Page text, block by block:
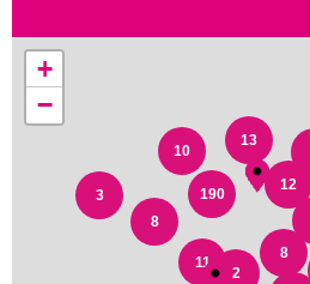
3
2
8
13
12
10
8
11
190
+
−